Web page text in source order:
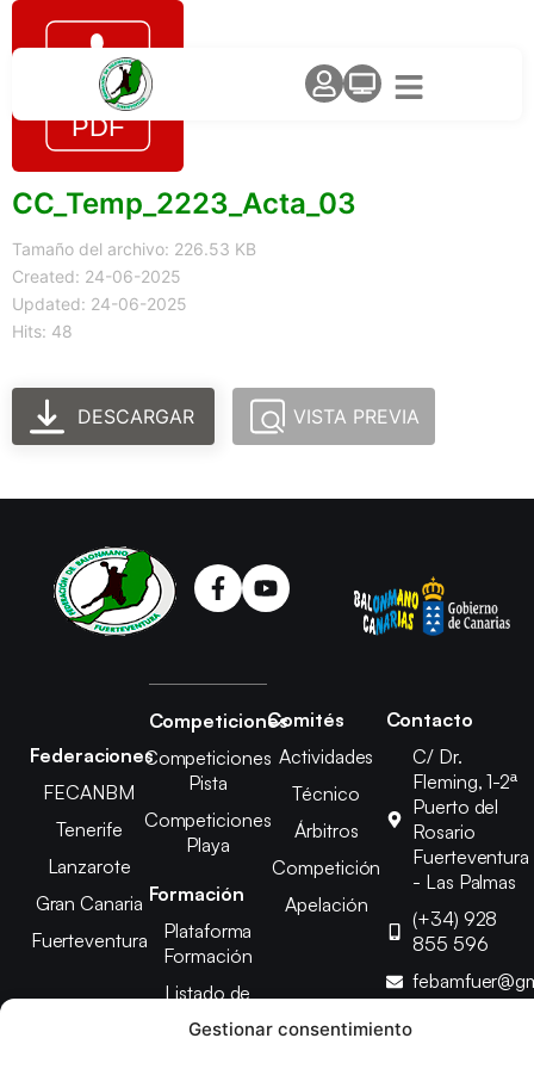
Gestionar consentimiento
CC_Temp_2223_Acta_03
Tamaño del archivo: 226.53 KB
Created: 24-06-2025
Updated: 24-06-2025
Hits: 48
DESCARGAR VISTA PREVIA
Federaciones
FECANBM
Tenerife
Lanzarote
Gran Canaria
Fuerteventura
Competiciones
Competiciones
Pista
Competiciones
Playa
Formación
Plataforma
Formación
Listado de
Cursos
Comités
Actividades
Técnico
Árbitros
Competición
Apelación
Contacto
C/ Dr.
Fleming, 1-2ª
Puerto del
Rosario
Fuerteventura
- Las Palmas
(+34) 928
855 596